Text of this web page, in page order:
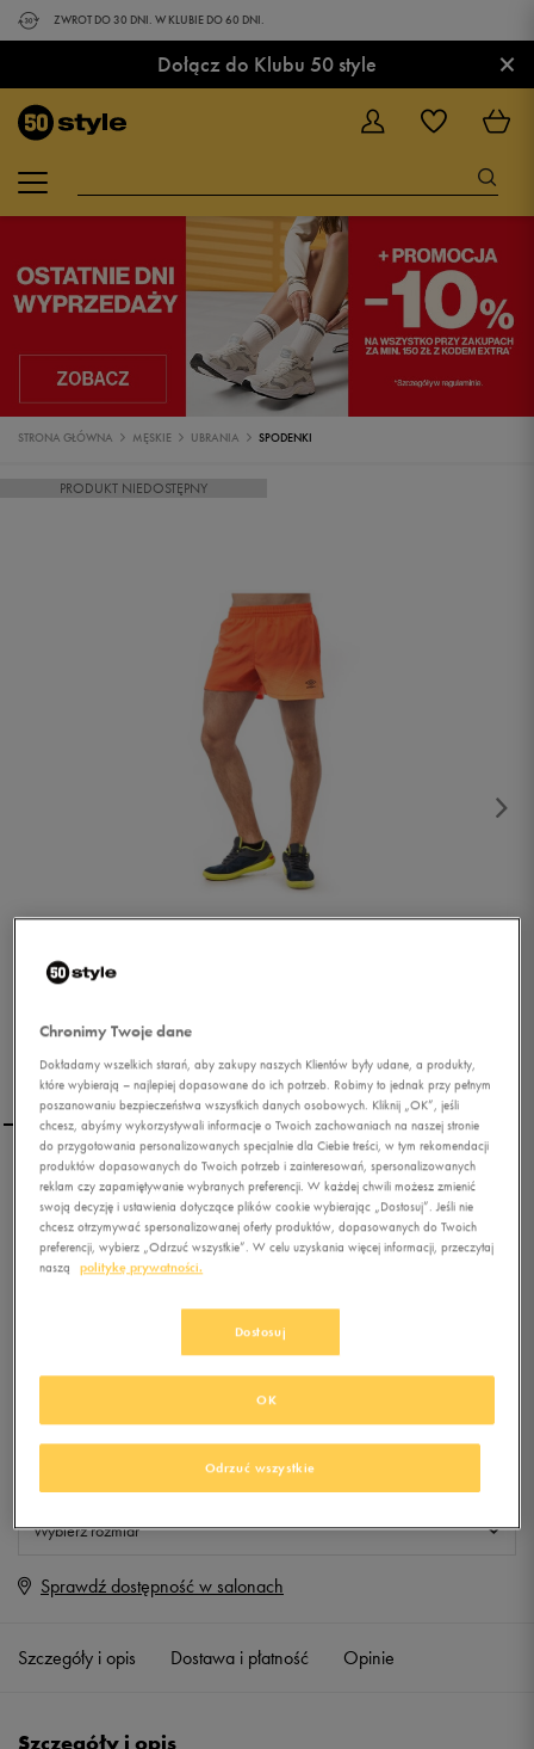
ZWROT DO 30 DNI. W KLUBIE DO 60 DNI.
Dołącz do Klubu 50 style ×
STRONA GŁÓWNA MĘSKIE UBRANIA SPODENKI
PRODUKT NIEDOSTĘPNY
UMBRO SZORTY
VELOCITA
0.0
KLUBIE 50 STYLE
Produkt niedostępny
Jeśli artykuł będzie ponownie dostępny, otrzymasz od nas powiadomienie.
Wybierz rozmiar
S Powiadom o dostępności
M Powiadom o dostępności
Sprawdź dostępność w salonach
Szczegóły i opis Dostawa i płatność Opinie
Szczegóły i opis
Chronimy Twoje dane
Dokładamy wszelkich starań, aby zakupy naszych Klientów były udane, a produkty,
które wybierają – najlepiej dopasowane do ich potrzeb. Robimy to jednak przy pełnym
poszanowaniu bezpieczeństwa wszystkich danych osobowych. Kliknij „OK”, jeśli
chcesz, abyśmy wykorzystywali informacje o Twoich zachowaniach na naszej stronie
do przygotowania personalizowanych specjalnie dla Ciebie treści, w tym rekomendacji
produktów dopasowanych do Twoich potrzeb i zainteresowań, spersonalizowanych
reklam czy zapamiętywanie wybranych preferencji. W każdej chwili możesz zmienić
swoją decyzję i ustawienia dotyczące plików cookie wybierając „Dostosuj”. Jeśli nie
chcesz otrzymywać spersonalizowanej oferty produktów, dopasowanych do Twoich
preferencji, wybierz „Odrzuć wszystkie”. W celu uzyskania więcej informacji, przeczytaj
naszą
politykę prywatności.
Dostosuj
Odrzuć wszystkie
OK